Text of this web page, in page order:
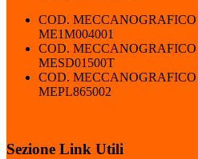
COD.
ME1M004001
COD.
MESD01500T
COD.
MEPL865002
Sezione Link Utili